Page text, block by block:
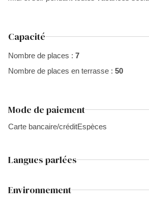
Capacité
Nombre de places : 7
Nombre de places en terrasse : 50
Mode de paiement
Carte bancaire/créditEspèces
Langues parlées
Environnement